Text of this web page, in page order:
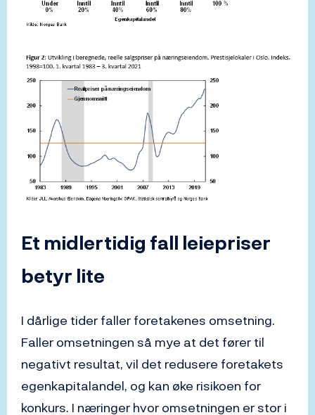
Et midlertidig fall leiepriser
betyr lite
I dårlige tider faller foretakenes omsetning.
Faller omsetningen så mye at det fører til
negativt resultat, vil det redusere foretakets
egenkapitalandel, og kan øke risikoen for
konkurs. I næringer hvor omsetningen er stor i